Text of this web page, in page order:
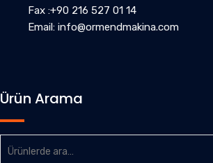
Fax :+90 216 527 01 14
Email: info@ormendmakina.com
Ürün Arama
Ara: